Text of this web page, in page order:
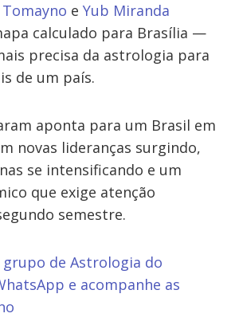
e Yub Miranda
calculado para Brasília —
precisa da astrologia para
de um país.
aponta para um Brasil em
novas lideranças surgindo,
se intensificando e um
que exige atenção
semestre.
grupo de Astrologia do
e acompanhe as